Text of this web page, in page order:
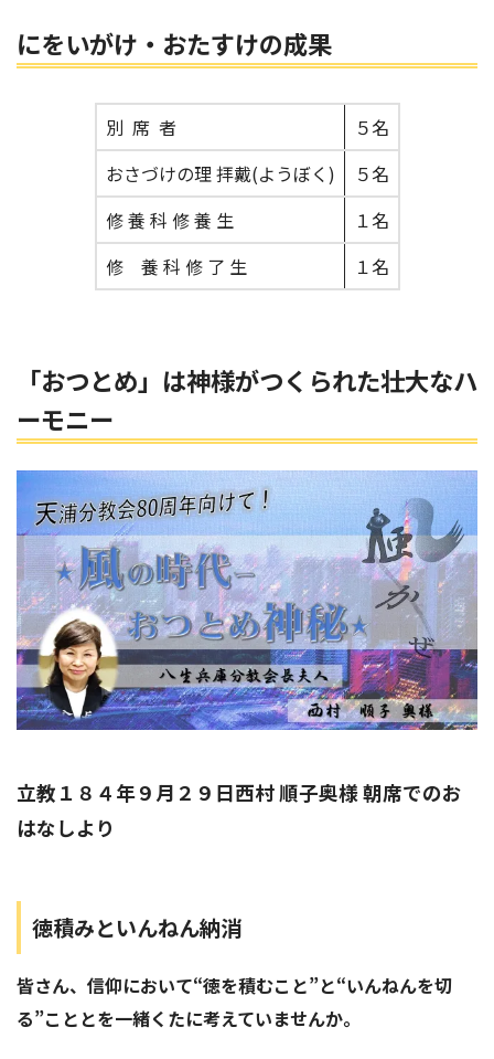
にをいがけ・おたすけの成果
別 席 者
５名
おさづけの理 拝戴(ようぼく)
５名
修 養 科 修 養 生
１名
修 養 科 修 了 生
１名
「おつとめ」は神様がつくられた壮大なハ
ーモニー
立教１８４年９月２９日西村 順子奥様 朝席でのお
はなしより
徳積みといんねん納消
皆さん、信仰において“徳を積むこと”と“いんねんを切
る”こととを一緒くたに考えていませんか。